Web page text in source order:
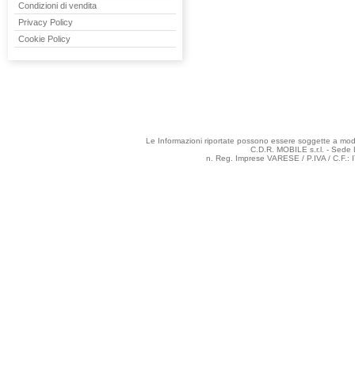
Condizioni di vendita
Privacy Policy
Cookie Policy
Le Informazioni riportate possono essere soggette a
C.D.R. MOBILE s.r.l. -
n. Reg. Imprese VARESE / P.IVA /